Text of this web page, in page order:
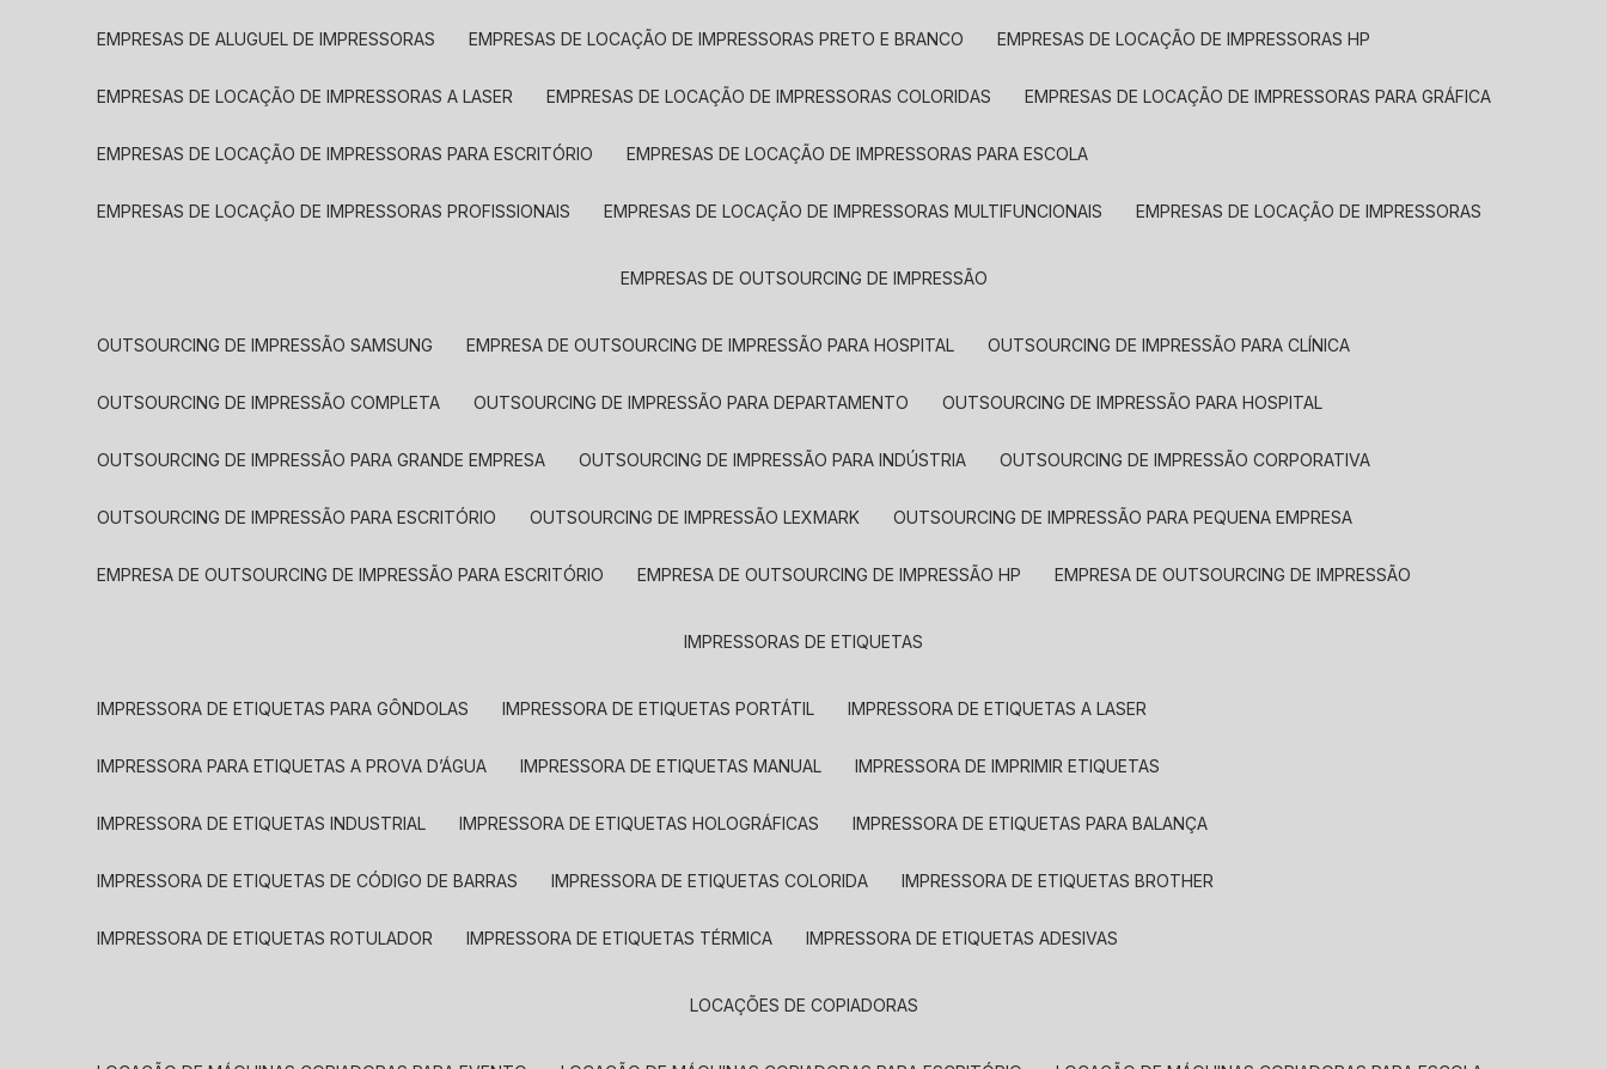
EMPRESAS DE ALUGUEL DE IMPRESSORAS EMPRESAS DE LOCAÇÃO DE IMPRESSORAS PRETO E BRANCO EMPRESAS DE LOCAÇÃO DE IMPRESSORAS HP
EMPRESAS DE LOCAÇÃO DE IMPRESSORAS A LASER EMPRESAS DE LOCAÇÃO DE IMPRESSORAS COLORIDAS EMPRESAS DE LOCAÇÃO DE IMPRESSORAS PARA GRÁFICA
EMPRESAS DE LOCAÇÃO DE IMPRESSORAS PARA ESCRITÓRIO EMPRESAS DE LOCAÇÃO DE IMPRESSORAS PARA ESCOLA
EMPRESAS DE LOCAÇÃO DE IMPRESSORAS PROFISSIONAIS EMPRESAS DE LOCAÇÃO DE IMPRESSORAS MULTIFUNCIONAIS EMPRESAS DE LOCAÇÃO DE IMPRESSORAS
EMPRESAS DE OUTSOURCING DE IMPRESSÃO
OUTSOURCING DE IMPRESSÃO SAMSUNG EMPRESA DE OUTSOURCING DE IMPRESSÃO PARA HOSPITAL OUTSOURCING DE IMPRESSÃO PARA CLÍNICA
OUTSOURCING DE IMPRESSÃO COMPLETA OUTSOURCING DE IMPRESSÃO PARA DEPARTAMENTO OUTSOURCING DE IMPRESSÃO PARA HOSPITAL
OUTSOURCING DE IMPRESSÃO PARA GRANDE EMPRESA OUTSOURCING DE IMPRESSÃO PARA INDÚSTRIA OUTSOURCING DE IMPRESSÃO CORPORATIVA
OUTSOURCING DE IMPRESSÃO PARA ESCRITÓRIO OUTSOURCING DE IMPRESSÃO LEXMARK OUTSOURCING DE IMPRESSÃO PARA PEQUENA EMPRESA
EMPRESA DE OUTSOURCING DE IMPRESSÃO PARA ESCRITÓRIO EMPRESA DE OUTSOURCING DE IMPRESSÃO HP EMPRESA DE OUTSOURCING DE IMPRESSÃO
IMPRESSORAS DE ETIQUETAS
IMPRESSORA DE ETIQUETAS PARA GÔNDOLAS IMPRESSORA DE ETIQUETAS PORTÁTIL IMPRESSORA DE ETIQUETAS A LASER
IMPRESSORA PARA ETIQUETAS A PROVA D’ÁGUA IMPRESSORA DE ETIQUETAS MANUAL IMPRESSORA DE IMPRIMIR ETIQUETAS
IMPRESSORA DE ETIQUETAS INDUSTRIAL IMPRESSORA DE ETIQUETAS HOLOGRÁFICAS IMPRESSORA DE ETIQUETAS PARA BALANÇA
IMPRESSORA DE ETIQUETAS DE CÓDIGO DE BARRAS IMPRESSORA DE ETIQUETAS COLORIDA IMPRESSORA DE ETIQUETAS BROTHER
IMPRESSORA DE ETIQUETAS ROTULADOR IMPRESSORA DE ETIQUETAS TÉRMICA IMPRESSORA DE ETIQUETAS ADESIVAS
LOCAÇÕES DE COPIADORAS